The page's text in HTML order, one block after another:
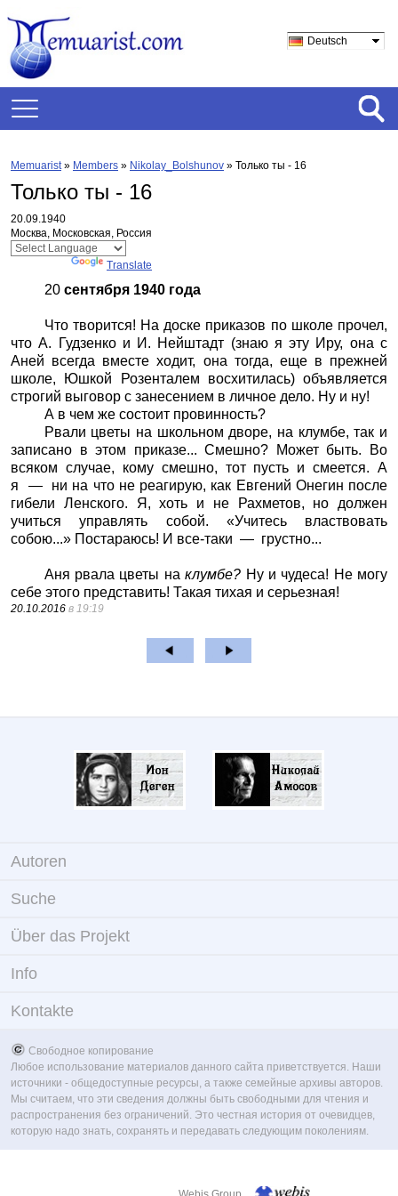
Deutsch
Memuarist» Members » Nikolay_Bolshunov » Только ты - 16
Только ты - 16
20.09.1940
Москва, Московская, Россия
Translate
20 сентября 1940 года
Что творится! На доске приказов по школе прочел,
что А. Гудзенко и И. Нейштадт (знаю я эту Иру, она с
Аней всегда вместе ходит, она тогда, еще в прежней
школе, Юшкой Розенталем восхитилась) объявляется
строгий выговор с занесением в личное дело. Ну и ну!
А в чем же состоит провинность?
Рвали цветы на школьном дворе, на клумбе, так и
записано в этом приказе... Смешно? Может быть. Во
всяком случае, кому смешно, тот пусть и смеется. А
я — ни на что не реагирую, как Евгений Онегин после
гибели Ленского. Я, хоть и не Рахметов, но должен
учиться управлять собой. «Учитесь властвовать
собою...» Постараюсь! И все-таки — грустно...
Аня рвала цветы наклумбе? Ну и чудеса! Не могу
себе этого представить! Такая тихая и серьезная!
20.10.2016 в 19:19
Autoren
Suche
Über das Projekt
Info
Kontakte
Свободное копирование
Любое использование материалов данного сайта приветствуется. Наши
источники - общедоступные ресурсы, а также семейные архивы авторов.
Мы считаем, что эти сведения должны быть свободными для чтения и
распространения без ограничений. Это честная история от очевидцев,
которую надо знать, сохранять и передавать следующим поколениям.